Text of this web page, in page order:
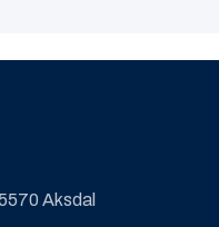
Aksdal